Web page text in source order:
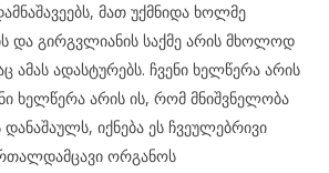
მათ უქმნიდა ხოლმე
და გირგვლიანის საქმე არის მხოლოდ
ამას ადასტურებს. ჩვენი ხელწერა არის
ხელწერა არის ის, რომ მნიშვნელობა
დანაშაულს, იქნება ეს ჩვეულებრივი
ორგანოს